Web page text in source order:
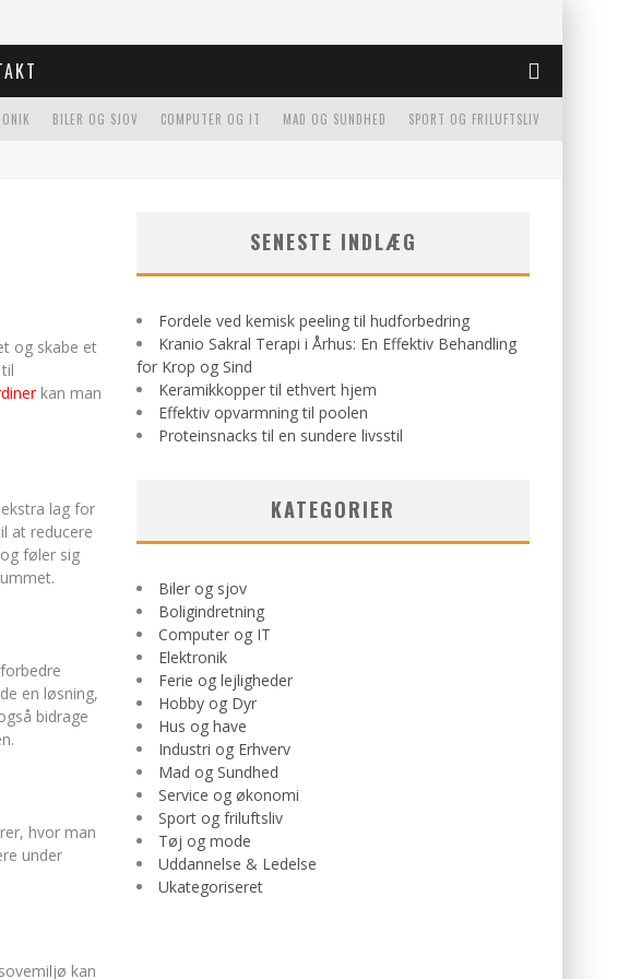
SPORT OG FRILUFTSLIV
MAD OG SUNDHED
COMPUTER OG IT
BILER OG SJOV
og skabe et
kan man
lag for
at reducere
føler sig
en løsning,
bidrage
hvor man
under
kan
SENESTE INDLÆG
Fordele ved kemisk peeling til hudforbedring
Kranio Sakral Terapi i Århus: En Effektiv Behandling
for Krop og Sind
Keramikkopper til ethvert hjem
Effektiv opvarmning til poolen
Proteinsnacks til en sundere livsstil
KATEGORIER
Biler og sjov
Boligindretning
Computer og IT
Elektronik
Ferie og lejligheder
Hobby og Dyr
Hus og have
Industri og Erhverv
Mad og Sundhed
Service og økonomi
Sport og friluftsliv
Tøj og mode
Uddannelse & Ledelse
Ukategoriseret